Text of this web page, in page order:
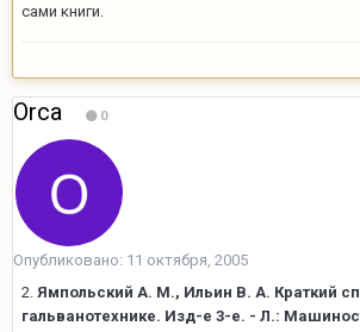
сами книги.
Orca 0
Опубликовано: 11 октября, 2005
2. Ямпольский А. М., Ильин В. А. Краткий
гальванотехнике. Изд-е 3-е. - Л.: